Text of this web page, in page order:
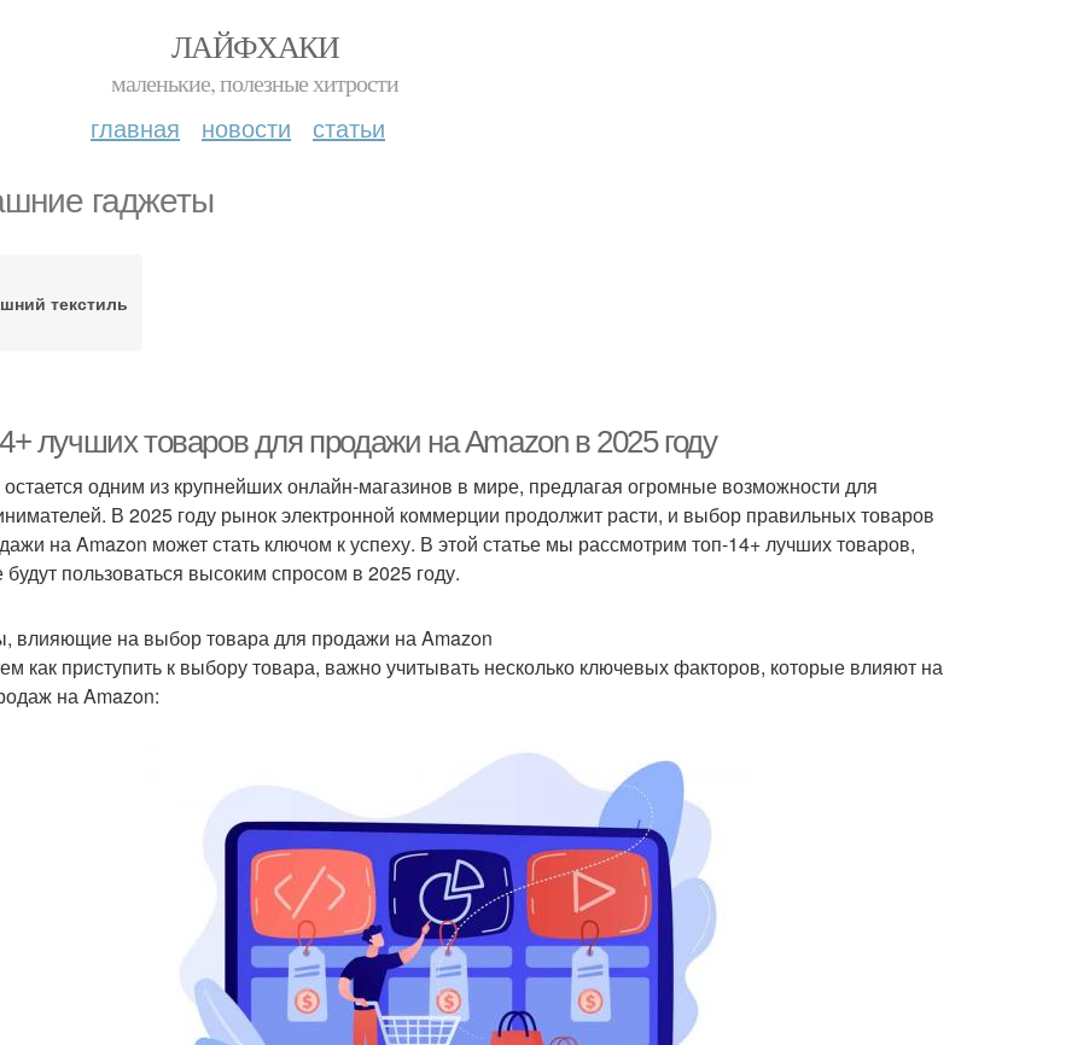
ЛАЙФХАКИ
маленькие, полезные хитрости
главная новости статьи
гаджеты
текстиль
лучших товаров для продажи на Amazon в 2025 году
одним из крупнейших онлайн-магазинов в мире, предлагая огромные возможности для
В 2025 году рынок электронной коммерции продолжит расти, и выбор правильных товаров
на Amazon может стать ключом к успеху. В этой статье мы рассмотрим топ-14+ лучших товаров,
будут пользоваться высоким спросом в 2025 году.
влияющие на выбор товара для продажи на Amazon
как приступить к выбору товара, важно учитывать несколько ключевых факторов, которые влияют на
на Amazon: